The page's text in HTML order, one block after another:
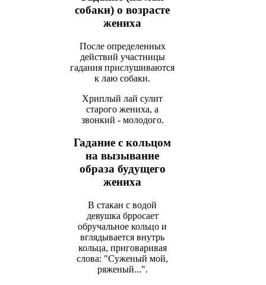
собаки) о возрасте
жениха
После определенных
действий участницы
гадания прислушиваются
к лаю собаки.
Хриплый лай сулит
старого жениха, а
звонкий - молодого.
Гадание с кольцом
на вызывание
образа будущего
жениха
В стакан с водой
девушка брросает
обручальное кольцо и
вглядывается внутрь
кольца, приговаривая
слова: "Суженый мой,
ряженый...".